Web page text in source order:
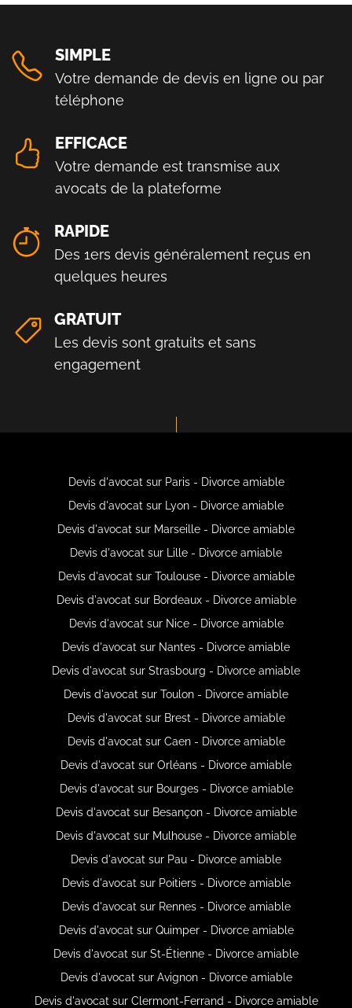
SIMPLE
Votre demande de devis en ligne ou par
téléphone
EFFICACE
Votre demande est transmise aux
avocats de la plateforme
RAPIDE
Des 1ers devis généralement reçus en
quelques heures
GRATUIT
Les devis sont gratuits et sans
engagement
Devis d'avocat sur Paris - Divorce amiable
Devis d'avocat sur Lyon - Divorce amiable
Devis d'avocat sur Marseille - Divorce amiable
Devis d'avocat sur Lille - Divorce amiable
Devis d'avocat sur Toulouse - Divorce amiable
Devis d'avocat sur Bordeaux - Divorce amiable
Devis d'avocat sur Nice - Divorce amiable
Devis d'avocat sur Nantes - Divorce amiable
Devis d'avocat sur Strasbourg - Divorce amiable
Devis d'avocat sur Toulon - Divorce amiable
Devis d'avocat sur Brest - Divorce amiable
Devis d'avocat sur Caen - Divorce amiable
Devis d'avocat sur Orléans - Divorce amiable
Devis d'avocat sur Bourges - Divorce amiable
Devis d'avocat sur Besançon - Divorce amiable
Devis d'avocat sur Mulhouse - Divorce amiable
Devis d'avocat sur Pau - Divorce amiable
Devis d'avocat sur Poitiers - Divorce amiable
Devis d'avocat sur Rennes - Divorce amiable
Devis d'avocat sur Quimper - Divorce amiable
Devis d'avocat sur St-Étienne - Divorce amiable
Devis d'avocat sur Avignon - Divorce amiable
Devis d'avocat sur Clermont-Ferrand - Divorce amiable